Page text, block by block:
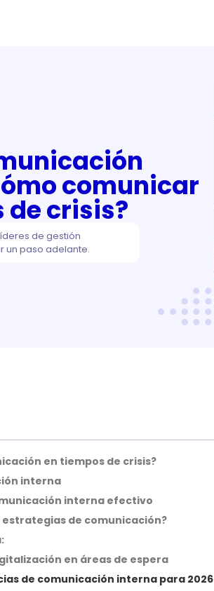
comunicar
de crisis?
de gestión
un paso adelante.
en tiempos de crisis?
interna
interna efectivo
de comunicación?
en áreas de espera
de comunicación interna para 2026